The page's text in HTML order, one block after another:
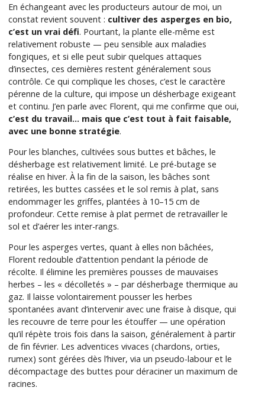
En échangeant avec les producteurs autour de moi, un
constat revient souvent : cultiver des asperges en bio,
c’est un vrai défi. Pourtant, la plante elle-même est
relativement robuste — peu sensible aux maladies
fongiques, et si elle peut subir quelques attaques
d’insectes, ces dernières restent généralement sous
contrôle. Ce qui complique les choses, c’est le caractère
pérenne de la culture, qui impose un désherbage exigeant
et continu. J’en parle avec Florent, qui me confirme que oui,
c’est du travail… mais que c’est tout à fait faisable,
avec une bonne stratégie.
Pour les blanches, cultivées sous buttes et bâches, le
désherbage est relativement limité. Le pré-butage se
réalise en hiver. À la fin de la saison, les bâches sont
retirées, les buttes cassées et le sol remis à plat, sans
endommager les griffes, plantées à 10–15 cm de
profondeur. Cette remise à plat permet de retravailler le
sol et d’aérer les inter-rangs.
Pour les asperges vertes, quant à elles non bâchées,
Florent redouble d’attention pendant la période de
récolte. Il élimine les premières pousses de mauvaises
herbes – les « décolletés » – par désherbage thermique au
gaz. Il laisse volontairement pousser les herbes
spontanées avant d’intervenir avec une fraise à disque, qui
les recouvre de terre pour les étouffer — une opération
qu’il répète trois fois dans la saison, généralement à partir
de fin février. Les adventices vivaces (chardons, orties,
rumex) sont gérées dès l’hiver, via un pseudo-labour et le
décompactage des buttes pour déraciner un maximum de
racines.